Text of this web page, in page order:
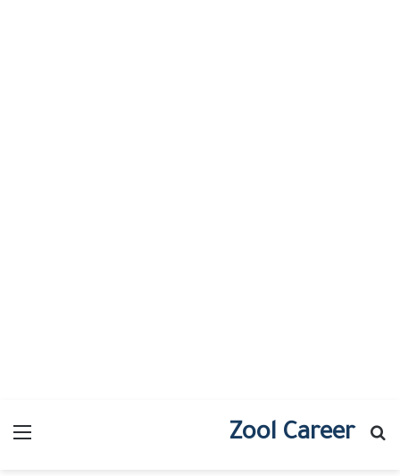
Zool Career
بحث عن